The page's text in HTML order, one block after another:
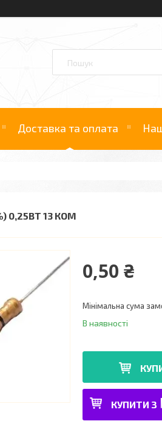
Доставка та оплата
0,25ВТ 13 КОМ
0,50 ₴
Мінімальна сума
В наявності
КУПИТИ З